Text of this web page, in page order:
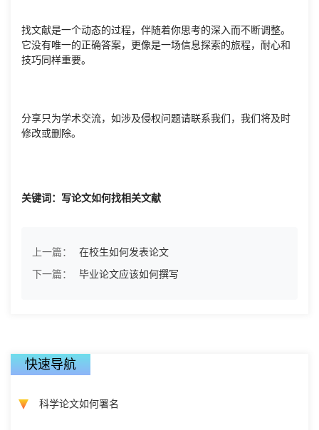
找文献是一个动态的过程，伴随着你思考的深入而不断调整。
它没有唯一的正确答案，更像是一场信息探索的旅程，耐心和
技巧同样重要。
分享只为学术交流，如涉及侵权问题请联系我们，我们将及时
修改或删除。
关键词：写论文如何找相关文献
上一篇：
在校生如何发表论文
下一篇：
毕业论文应该如何撰写
快速导航
科学论文如何署名